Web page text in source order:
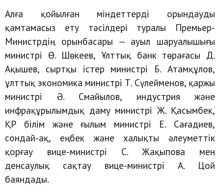
Алға қойылған міндеттерді орындауды
қамтамасыз ету тәсілдері туралы Премьер-
Министрдің орынбасары — ауыл шаруалышығы
министрі Ө. Шөкеев, Ұлттық банк төрағасы Д.
Ақышев, сыртқы істер министрі Б. Атамқұлов,
ұлттық экономика министрі Т. Сүлейменов, қаржы
министрі Ә. Смайылов, индустрия және
инфрақұрылымдық даму министрі Ж. Қасымбек,
ҚР білім және ғылым министрі Е. Сағадиев,
сондай-ақ, еңбек және халықты әлеуметтік
қорғау вице-министрі С. Жақыпова мен
денсаулық сақтау вице-министрі А. Цой
баяндады.